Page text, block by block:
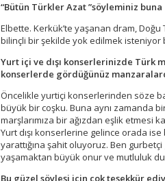
“Bütün Türkler Azat ”söyleminiz
Elbette. Kerkük’te yaşanan dram,
bilinçli bir şekilde yok edilmek
Yurt içi ve dışı konserlerinizde Türk
konserlerde gördüğünüz
Öncelikle yurtiçi konserlerinden söze
büyük bir coşku. Buna aynı zamanda
marşlarımıza bir ağızdan eşlik etmesi
Yurt dışı konserlerine gelince orada
yarattığına şahit oluyoruz. Ben
yaşamaktan büyük onur ve mutluluk